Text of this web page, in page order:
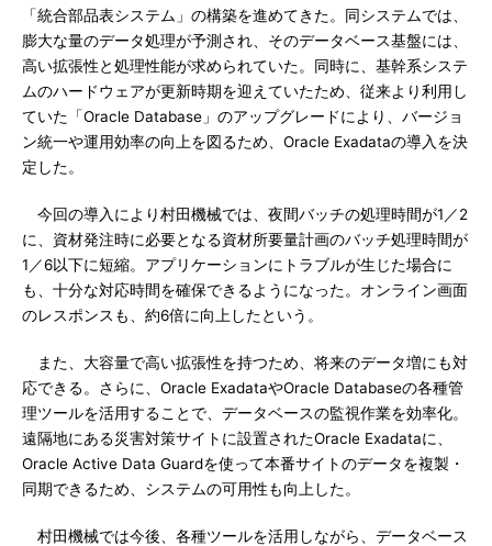
「統合部品表システム」の構築を進めてきた。同システムでは、
膨大な量のデータ処理が予測され、そのデータベース基盤には、
高い拡張性と処理性能が求められていた。同時に、基幹系システ
ムのハードウェアが更新時期を迎えていたため、従来より利用し
ていた「Oracle Database」のアップグレードにより、バージョ
ン統一や運用効率の向上を図るため、Oracle Exadataの導入を決
定した。
今回の導入により村田機械では、夜間バッチの処理時間が1／2
に、資材発注時に必要となる資材所要量計画のバッチ処理時間が
1／6以下に短縮。アプリケーションにトラブルが生じた場合に
も、十分な対応時間を確保できるようになった。オンライン画面
のレスポンスも、約6倍に向上したという。
また、大容量で高い拡張性を持つため、将来のデータ増にも対
応できる。さらに、Oracle ExadataやOracle Databaseの各種管
理ツールを活用することで、データベースの監視作業を効率化。
遠隔地にある災害対策サイトに設置されたOracle Exadataに、
Oracle Active Data Guardを使って本番サイトのデータを複製・
同期できるため、システムの可用性も向上した。
村田機械では今後、各種ツールを活用しながら、データベース